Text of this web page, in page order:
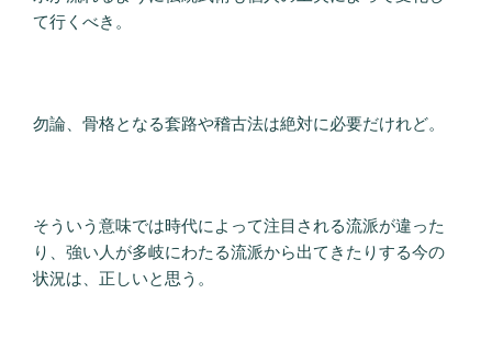
て行くべき。
勿論、骨格となる套路や稽古法は絶対に必要だけれど。
そういう意味では時代によって注目される流派が違った
り、強い人が多岐にわたる流派から出てきたりする今の
状況は、正しいと思う。